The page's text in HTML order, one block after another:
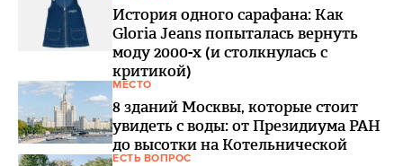
История одного сарафана: Как
Gloria Jeans попыталась вернуть
моду 2000-х (и столкнулась с
критикой)
МЕСТО
8 зданий Москвы, которые стоит
увидеть с воды: от Президиума РАН
до высотки на Котельнической
ЕСТЬ ВОПРОС